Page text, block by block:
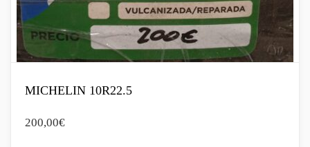
MICHELIN 10R22.5
200,00€